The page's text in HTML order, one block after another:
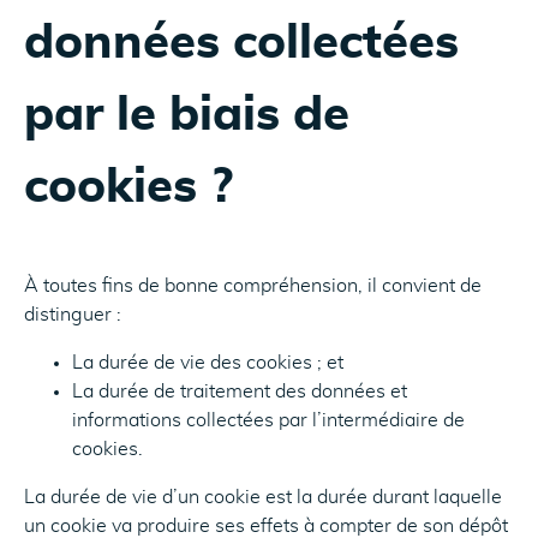
données collectées
par le biais de
cookies ?
À toutes fins de bonne compréhension, il convient de
distinguer :
La durée de vie des cookies ; et
La durée de traitement des données et
informations collectées par l’intermédiaire de
cookies.
La durée de vie d’un cookie est la durée durant laquelle
un cookie va produire ses effets à compter de son dépôt